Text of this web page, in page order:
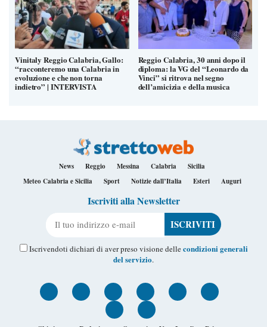
Vinitaly Reggio Calabria, Gallo:
“racconteremo una Calabria in
evoluzione e che non torna
indietro” | INTERVISTA
Reggio Calabria, 30 anni dopo il
diploma: la VG del “Leonardo da
Vinci” si ritrova nel segno
dell’amicizia e della musica
News Reggio Messina Calabria
Sicilia
Meteo Calabria e Sicilia
Sport Notizie dall’Italia Esteri Auguri
Iscriviti alla Newsletter
Iscrivendoti dichiari di aver preso visione dellecondizioni generali
del servizio.